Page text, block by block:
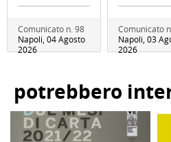
Comunicato n. 98
Napoli, 04 Agosto
2026
Comunicato
Napoli, 03
2026
potrebbero